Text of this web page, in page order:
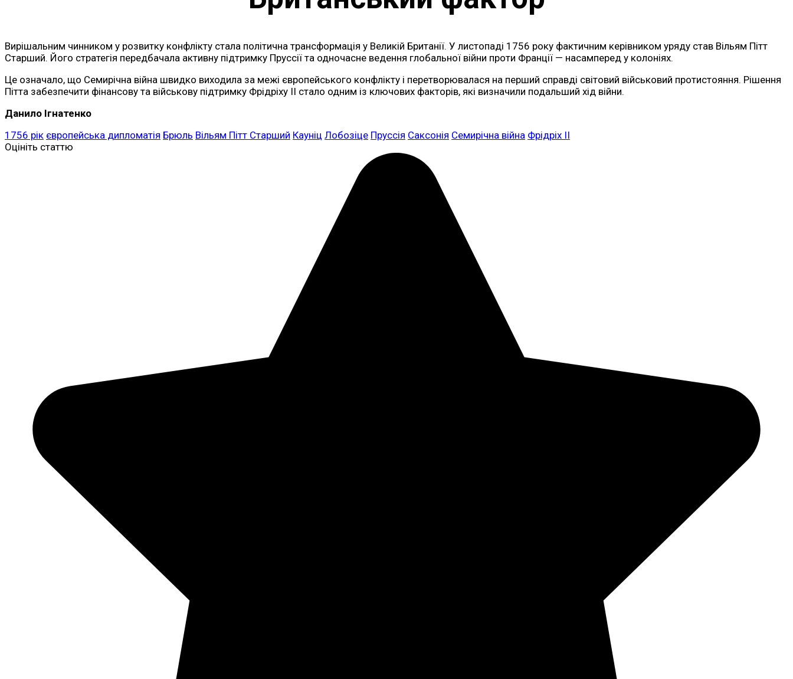
Вирішальним чинником у розвитку конфлікту стала політична трансформація у Великій Британії. У листопаді 1756 року фактичним керівником уряду став Вільям Пітт
Старший. Його стратегія передбачала активну підтримку Пруссії та одночасне ведення глобальної війни проти Франції — насамперед у колоніях.
Це означало, що Семирічна війна швидко виходила за межі європейського конфлікту і перетворювалася на перший справді світовий військовий протистояння. Рішення
Пітта забезпечити фінансову та військову підтримку Фрідріху II стало одним із ключових факторів, які визначили подальший хід війни.
Данило Ігнатенко
1756 рік європейська дипломатія Брюль Вільям Пітт Старший Кауніц Лобозіце Пруссія Саксонія Семирічна війна Фрідріх II
Оцініть статтю